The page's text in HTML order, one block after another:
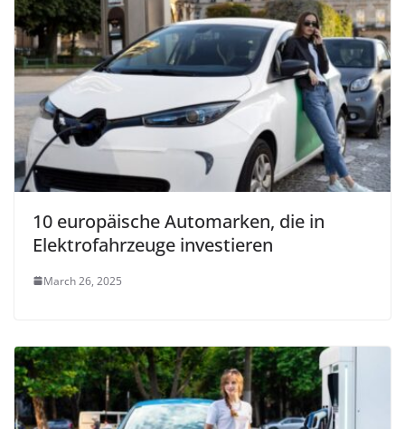
10 europäische Automarken, die in
Elektrofahrzeuge investieren
March 26, 2025